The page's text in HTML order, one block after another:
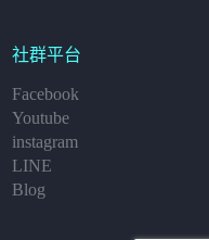
社群平台
Facebook
Youtube
instagram
LINE
Blog